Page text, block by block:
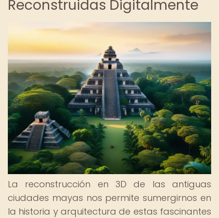
Reconstruidas Digitalmente
La reconstrucción en 3D de las antiguas
ciudades mayas nos permite sumergirnos en
la historia y arquitectura de estas fascinantes